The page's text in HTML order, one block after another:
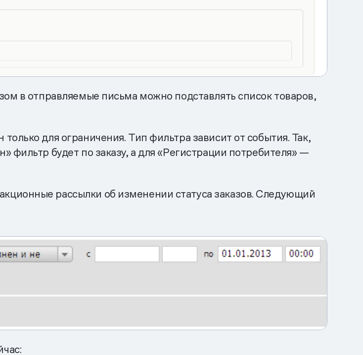
в отправляемые письма можно подставлять список товаров,
для ограничения. Тип фильтра зависит от события. Так,
фильтр будет по заказу, а для «Регистрации потребителя» —
рассылки об изменении статуса заказов. Следующий